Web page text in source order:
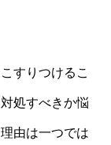
すりつけるこ
処すべきか悩
由は一つでは